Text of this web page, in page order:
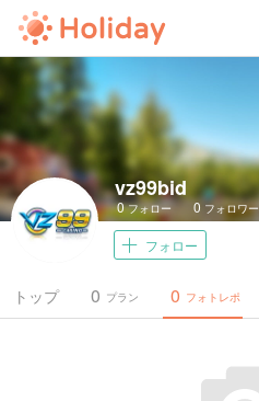
vz99bid
0フォロー 0 フォロワー
フォロー
トップ プラン
0 フォトレポ
0